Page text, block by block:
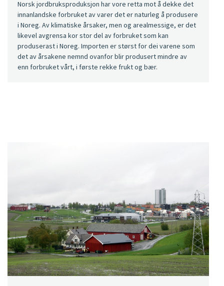
Norsk jordbruksproduksjon har vore retta mot å dekke det
innanlandske forbruket av varer det er naturleg å produsere
i Noreg. Av klimatiske årsaker, men og arealmessige, er det
likevel avgrensa kor stor del av forbruket som kan
produserast i Noreg. Importen er størst for dei varene som
det av årsakene nemnd ovanfor blir produsert mindre av
enn forbruket vårt, i første rekke frukt og bær.